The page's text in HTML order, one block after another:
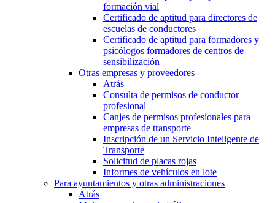
formación vial
Certificado de aptitud para directores de
escuelas de conductores
Certificado de aptitud para formadores y
psicólogos formadores de centros de
sensibilización
Otras empresas y proveedores
Atrás
Consulta de permisos de conductor
profesional
Canjes de permisos profesionales para
empresas de transporte
Inscripción de un Servicio Inteligente de
Transporte
Solicitud de placas rojas
Informes de vehículos en lote
Para ayuntamientos y otras administraciones
Atrás